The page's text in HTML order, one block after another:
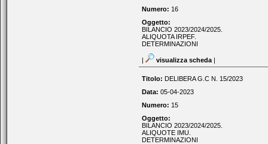
Numero: 16
Oggetto:
BILANCIO 2023/2024/2025.
ALIQUOTA IRPEF.
DETERMINAZIONI
| visualizza scheda |
Titolo: DELIBERA G.C N. 15/2023
Data: 05-04-2023
Numero: 15
Oggetto:
BILANCIO 2023/2024/2025.
ALIQUOTE IMU.
DETERMINAZIONI